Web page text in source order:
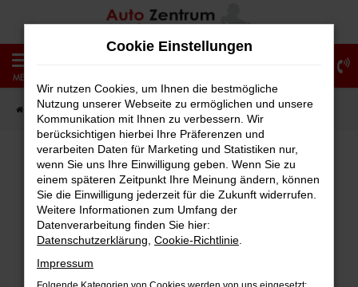
Zum
springen
MENÜ
Startseite Fahrzeugangebote Fahrzeug-Showroom
Fehler: Network Error
Beim Laden ist ein Fehler aufgetreten.
Hier sind ein paar Tipps, die dir helfen können:
Überprüfe deine Firewall und deine
Cookie Einstellungen
Wir nutzen Cookies, um Ihnen die bestmögliche
Nutzung unserer Webseite zu ermöglichen und unsere
Kommunikation mit Ihnen zu verbessern. Wir
berücksichtigen hierbei Ihre Präferenzen und
verarbeiten Daten für Marketing und Statistiken nur,
wenn Sie uns Ihre Einwilligung geben. Wenn Sie zu
einem späteren Zeitpunkt Ihre Meinung ändern, können
Sie die Einwilligung jederzeit für die Zukunft widerrufen.
Weitere Informationen zum Umfang der
Datenverarbeitung finden Sie hier:
Datenschutzerklärung Cookie-Richtlinie
Impressum